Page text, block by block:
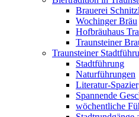
Brauerei
Wochinger Bräu
Hofbräuhaus
Traunsteiner
Traunsteiner
Stadtführung
Naturführungen
Literatur-
Spannende
wöchentliche